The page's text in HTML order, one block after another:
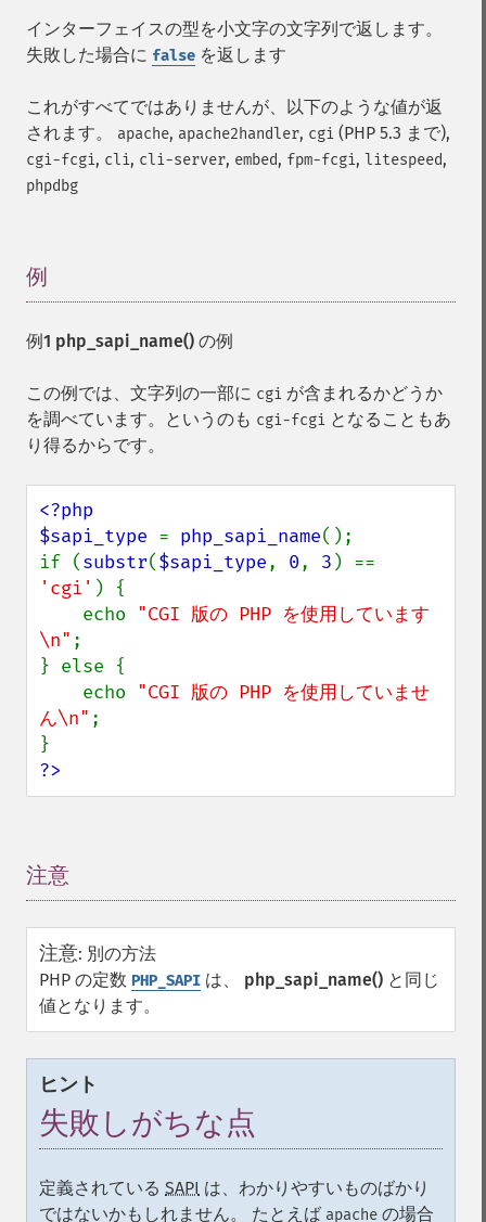
インターフェイスの型を小文字の文字列で返します。
失敗した場合に false を返します
これがすべてではありませんが、以下のような値が返
されます。
apache, apache2handler, cgi (PHP 5.3 まで),
cgi-fcgi, cli, cli-server, embed, fpm-fcgi, litespeed,
phpdbg
例
例1 php_sapi_name() の例
この例では、文字列の一部に cgi が含まれるかどうか
を調べています。というのも cgi-fcgi となることもあ
り得るからです。
<?php
$sapi_type = php_sapi_name();
if (substr($sapi_type, 0, 3
'cgi' ) {
    echo
"CGI 版の PHP を使用しています
\n" ;
} else {
    echo
"CGI 版の PHP を使用していませ
ん\n" ;
?>
注意
注意: 別の方法
PHP の定数 PHP_SAPI は、 php_sapi_name() と同じ
値となります。
ヒント
失敗しがちな点
定義されている SAPI は、わかりやすいものばかり
ではないかもしれません。 たとえば apache の場合